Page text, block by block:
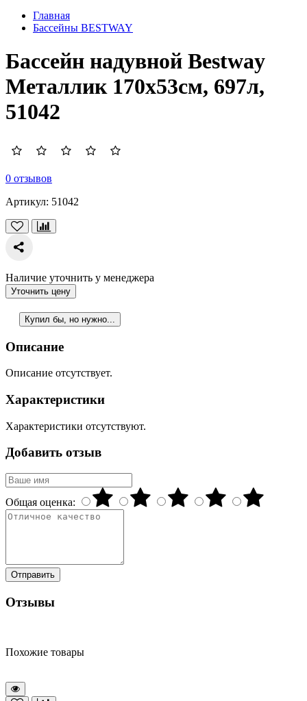
Главная
Бассейны BESTWAY
Бассейн надувной Bestway
Металлик 170x53см, 697л,
51042
0 отзывов
Артикул: 51042
Наличие уточнить у менеджера
Уточнить цену
Купил бы, но нужно...
Описание
Описание отсутствует.
Характеристики
Характеристики отсутствуют.
Добавить отзыв
Общая оценка:
Отправить
Отзывы
Похожие товары